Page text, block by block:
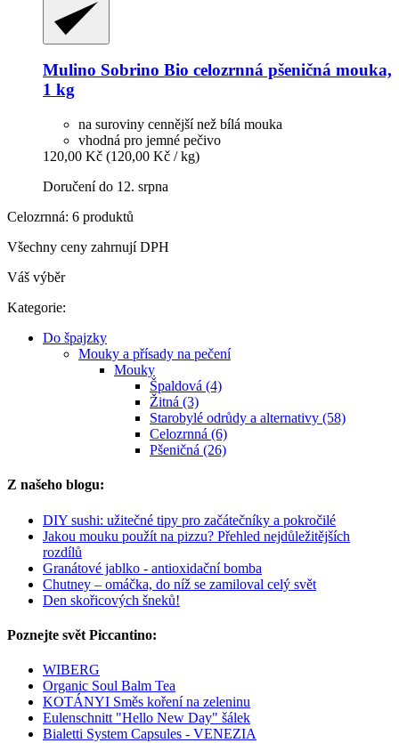
Mulino Sobrino Bio celozrnná pšeničná mouka,
1 kg
na suroviny cennější než bílá mouka
vhodná pro jemné pečivo
120,00 Kč (120,00 Kč / kg)
Doručení do 12. srpna
Celozrnná: 6 produktů
Všechny ceny zahrnují DPH
Váš výběr
Kategorie:
Do špajzky
Mouky a přísady na pečení
Mouky
Špaldová (4)
Žitná (3)
Starobylé odrůdy a alternativy (58)
Celozrnná (6)
Pšeničná (26)
Z našeho blogu:
DIY sushi: užitečné tipy pro začátečníky a pokročilé
Jakou mouku použít na pizzu? Přehled nejdůležitějších
rozdílů
Granátové jablko - antioxidační bomba
Chutney – omáčka, do níž se zamiloval celý svět
Den skořicových šneků!
Poznejte svět Piccantino:
WIBERG
Organic Soul Balm Tea
KOTÁNYI Směs koření na zeleninu
Eulenschnitt "Hello New Day" šálek
Bialetti System Capsules - VENEZIA